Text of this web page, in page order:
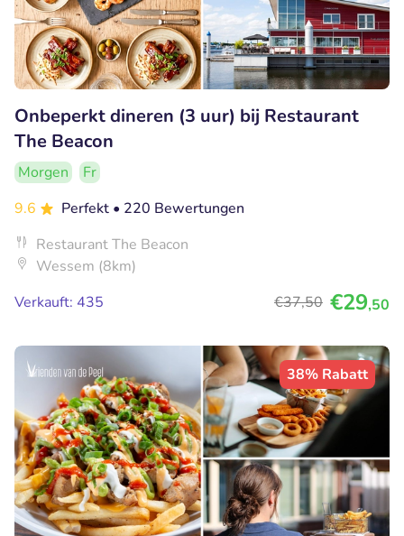
Onbeperkt dineren (3 uur) bij Restaurant
The Beacon
Morgen
Fr
9.6
Perfekt • 220 Bewertungen
Restaurant The Beacon
Wessem (8km)
Verkauft: 435
€37,50 €29,50
38% Rabatt